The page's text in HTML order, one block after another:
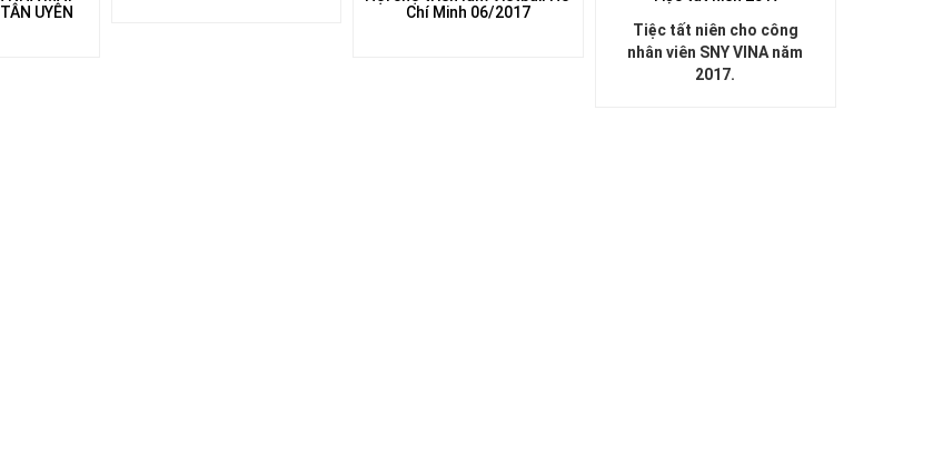
UYÊN
Chí Minh 06/2017
Tiệc tất niên cho công
nhân viên SNY VINA năm
2017.